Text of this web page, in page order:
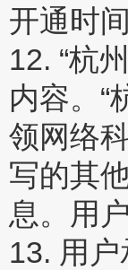
开通时
12. “杭
内容。“
领网络
写的其
息。用
13. 用